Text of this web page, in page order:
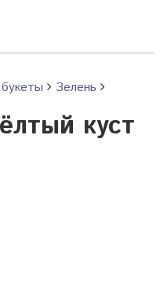
Зелень
куст